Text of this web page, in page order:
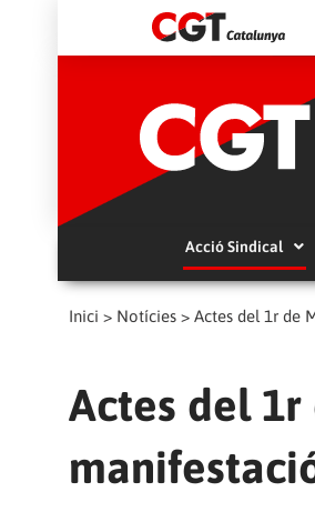
Acció Sindical
Inici > Notícies > Actes del 1r de
Actes del 1r